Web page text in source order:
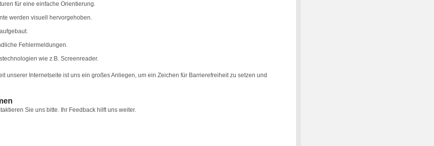
für eine einfache Orientierung.
werden visuell hervorgehoben.
Fehlermeldungen.
wie z.B. Screenreader.
unserer Internetseite ist uns ein großes Anliegen, um ein Zeichen für Barrierefreiheit zu setzen und
Sie uns bitte. Ihr Feedback hilft uns weiter.